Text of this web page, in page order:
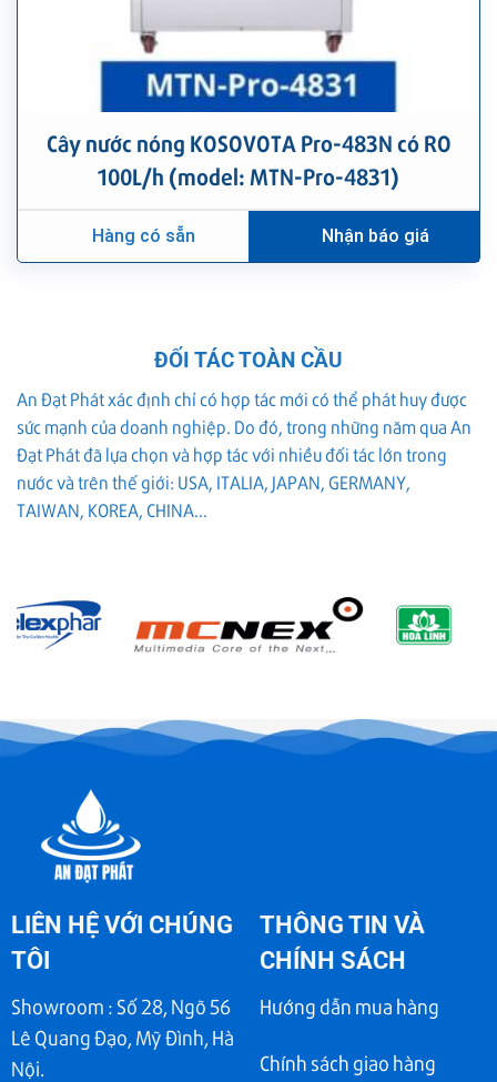
Cây nước nóng KOSOVOTA Pro-483N có RO
100L/h (model: MTN-Pro-4831)
Hàng có sẵn Nhận báo giá
ĐỐI TÁC TOÀN CẦU
An Đạt Phát xác định chỉ có hợp tác mới có thể phát huy được
sức mạnh của doanh nghiệp. Do đó, trong những năm qua An
Đạt Phát đã lựa chọn và hợp tác với nhiều đối tác lớn trong
nước và trên thế giới: USA, ITALIA, JAPAN, GERMANY,
TAIWAN, KOREA, CHINA...
LIÊN HỆ VỚI CHÚNG
TÔI
Showroom : Số 28, Ngõ 56
Lê Quang Đạo, Mỹ Đình, Hà
Nội.
THÔNG TIN VÀ
CHÍNH SÁCH
Hướng dẫn mua hàng
Chính sách giao hàng